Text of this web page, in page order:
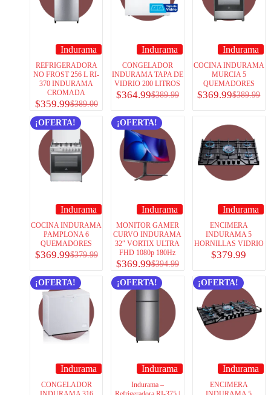
Indurama
REFRIGERADORA
NO FROST 256 L RI-
370 INDURAMA
CROMADA
$389.00
$359.99
Indurama
CONGELADOR
INDURAMA TAPA DE
VIDRIO 200 LITROS
$389.99
$364.99
Indurama
COCINA INDURAMA
MURCIA 5
QUEMADORES
$389.99
$369.99
¡OFERTA!
Indurama
COCINA INDURAMA
PAMPLONA 6
QUEMADORES
$379.99
$369.99
¡OFERTA!
Indurama
MONITOR GAMER
CURVO INDURAMA
32″ VORTIX ULTRA
FHD 1080p 180Hz
$394.99
$369.99
Indurama
ENCIMERA
INDURAMA 5
HORNILLAS VIDRIO
$379.99
¡OFERTA!
Indurama
CONGELADOR
¡OFERTA!
Indurama
Indurama –
¡OFERTA!
Indurama
ENCIMERA